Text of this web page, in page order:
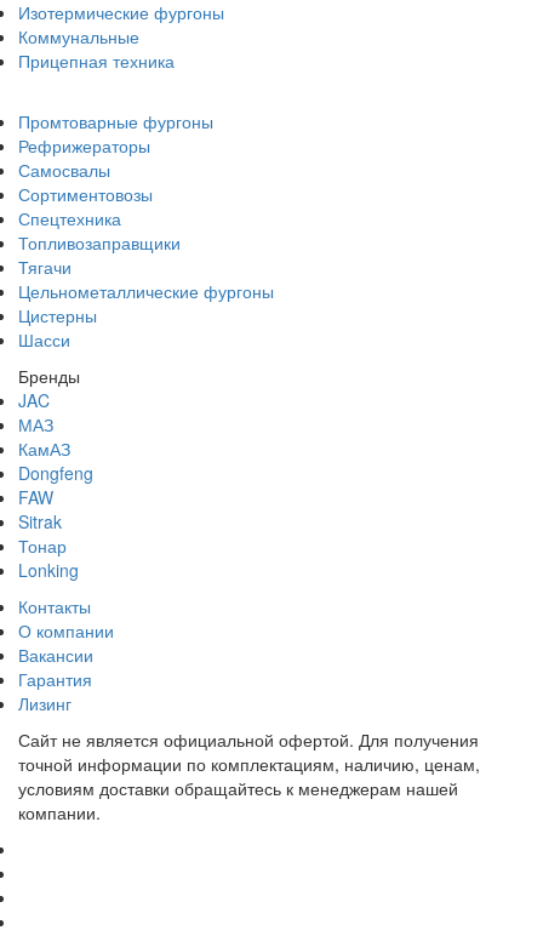
Изотермические фургоны
Коммунальные
Прицепная техника
Промтоварные фургоны
Рефрижераторы
Самосвалы
Сортиментовозы
Спецтехника
Топливозаправщики
Тягачи
Цельнометаллические фургоны
Цистерны
Шасси
Бренды
JAC
МАЗ
КамАЗ
Dongfeng
FAW
Sitrak
Тонар
Lonking
Контакты
О компании
Вакансии
Гарантия
Лизинг
Сайт не является официальной офертой. Для получения
точной информации по комплектациям, наличию, ценам,
условиям доставки обращайтесь к менеджерам нашей
компании.